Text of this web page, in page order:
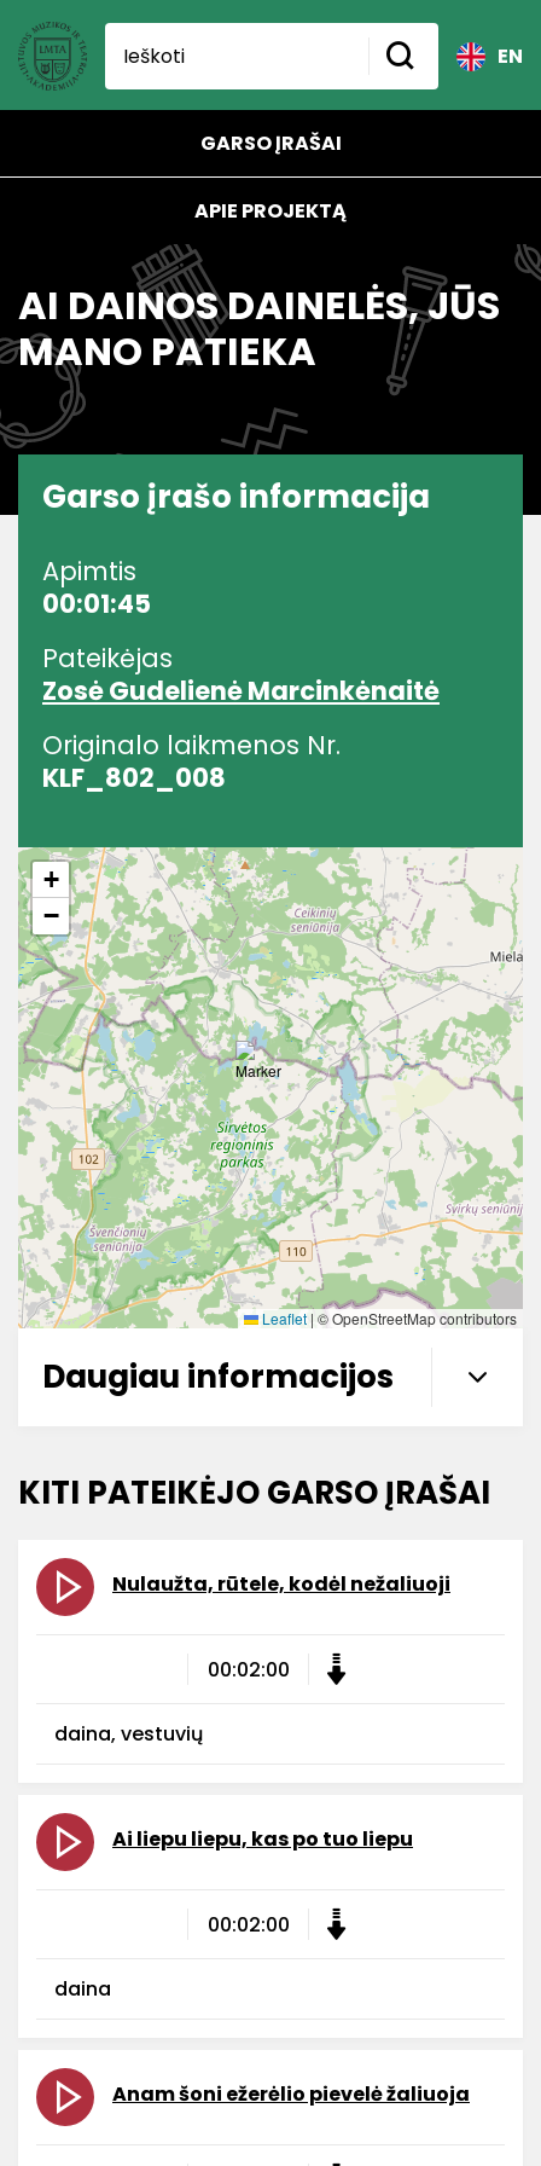
EN
GARSO ĮRAŠAI
APIE PROJEKTĄ
AI DAINOS DAINELĖS, JŪS
MANO PATIEKA
Garso įrašo informacija
Apimtis
00:01:45
Pateikėjas
Zosė Gudelienė Marcinkėnaitė
Originalo laikmenos Nr.
KLF_802_008
+
−
Leaflet | © OpenStreetMap contributors
Daugiau informacijos
KITI PATEIKĖJO GARSO ĮRAŠAI
Nulaužta, rūtele, kodėl nežaliuoji
00:02:00
daina, vestuvių
Ai liepu liepu, kas po tuo liepu
00:02:00
daina
Anam šoni ežerėlio pievelė žaliuoja